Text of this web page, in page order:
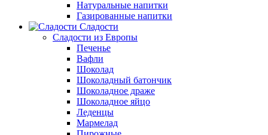
Натуральные напитки
Газированные напитки
Сладости
Сладости из Европы
Печенье
Вафли
Шоколад
Шоколадный батончик
Шоколадное драже
Шоколадное яйцо
Леденцы
Мармелад